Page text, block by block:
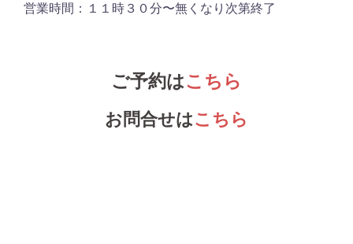
営業時間：１１時３０分〜無くなり次第終了
ご予約はこちら
お問合せはこちら